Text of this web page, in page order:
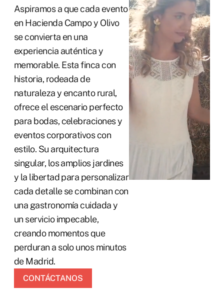
Aspiramos a que cada evento
en Hacienda Campo y Olivo
se convierta en una
experiencia auténtica y
memorable. Esta finca con
historia, rodeada de
naturaleza y encanto rural,
ofrece el escenario perfecto
para bodas, celebraciones y
eventos corporativos con
estilo. Su arquitectura
singular, los amplios jardines
y la libertad para personalizar
cada detalle se combinan con
una gastronomía cuidada y
un servicio impecable,
creando momentos que
perduran a solo unos minutos
de Madrid.
CONTÁCTANOS